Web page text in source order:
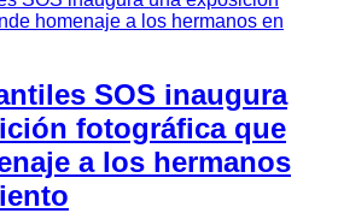
SOS inaugura
fotográfica que
a los hermanos